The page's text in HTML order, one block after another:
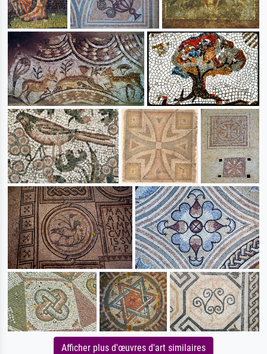
Afficher plus d'œuvres d'art similaires